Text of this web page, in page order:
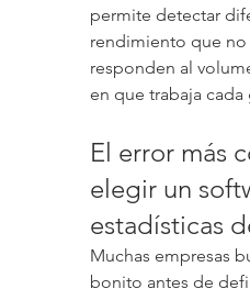
permite detectar
rendimiento que no
responden al
en que trabaja cada
El error más
elegir un
estadísticas
Muchas empresas
bonito antes de